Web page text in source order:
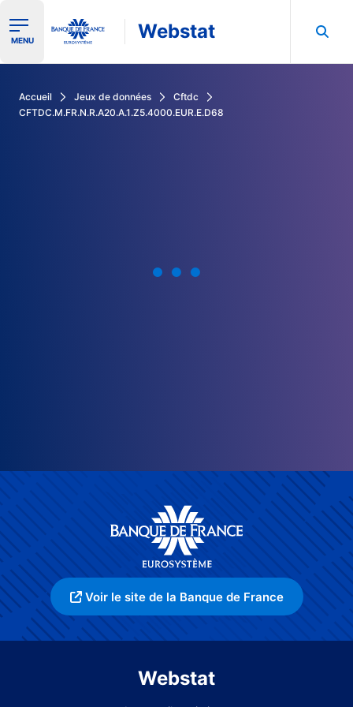
Ouvrir le menu de navigation
MENU Webstat
Accueil Jeux de données
Cftdc
CFTDC.M.FR.N.R.A20.A.1.Z5.4000.EUR.E.D68
Voir le site de la Banque de France
Webstat